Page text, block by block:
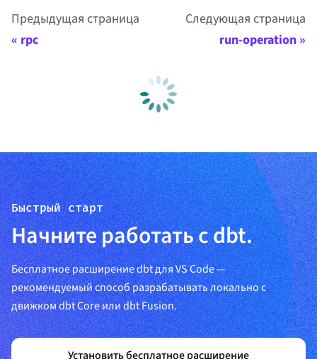
Предыдущая страница
rpc
Следующая страница
run-operation
Быстрый старт
Начните работать с dbt.
Бесплатное расширение dbt для VS Code —
рекомендуемый способ разрабатывать локально с
движком dbt Core или dbt Fusion.
Установить бесплатное расширение